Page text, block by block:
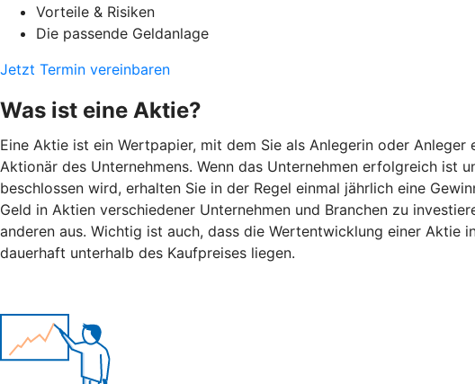
Vorteile & Risiken
Die passende Geldanlage
Jetzt Termin vereinbaren
Was ist eine Aktie?
Eine Aktie ist ein Wertpapier, mit dem Sie als Anlegerin oder
Aktionär des Unternehmens. Wenn das Unternehmen erfolgreich ist
beschlossen wird, erhalten Sie in der Regel einmal jährlich eine
Geld in Aktien verschiedener Unternehmen und Branchen zu
anderen aus. Wichtig ist auch, dass die Wertentwicklung einer Aktie
dauerhaft unterhalb des Kaufpreises liegen.